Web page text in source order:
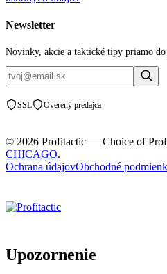
Newsletter
Novinky, akcie a taktické tipy priamo do
SSL Overený predajca
© 2026 Profitactic — Choice of
CHICAGO.
Ochrana údajovObchodné
Upozornenie